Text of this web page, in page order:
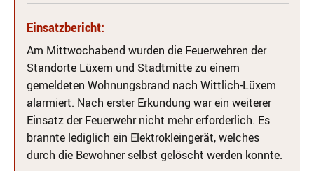
Einsatzbericht:
Am Mittwochabend wurden die Feuerwehren der
Standorte Lüxem und Stadtmitte zu einem
gemeldeten Wohnungsbrand nach Wittlich-Lüxem
alarmiert. Nach erster Erkundung war ein weiterer
Einsatz der Feuerwehr nicht mehr erforderlich. Es
brannte lediglich ein Elektrokleingerät, welches
durch die Bewohner selbst gelöscht werden konnte.